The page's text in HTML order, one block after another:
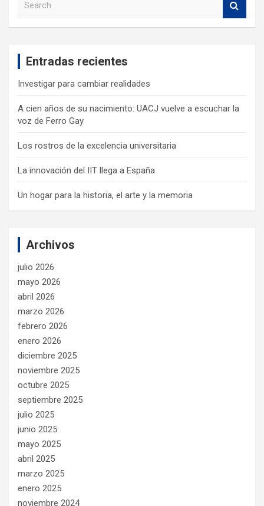
Entradas recientes
Investigar para cambiar realidades
A cien años de su nacimiento: UACJ vuelve a escuchar la
voz de Ferro Gay
Los rostros de la excelencia universitaria
La innovación del IIT llega a España
Un hogar para la historia, el arte y la memoria
Archivos
julio 2026
mayo 2026
abril 2026
marzo 2026
febrero 2026
enero 2026
diciembre 2025
noviembre 2025
octubre 2025
septiembre 2025
julio 2025
junio 2025
mayo 2025
abril 2025
marzo 2025
enero 2025
noviembre 2024